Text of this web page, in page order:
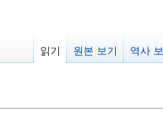
읽기 원본 보기 역사